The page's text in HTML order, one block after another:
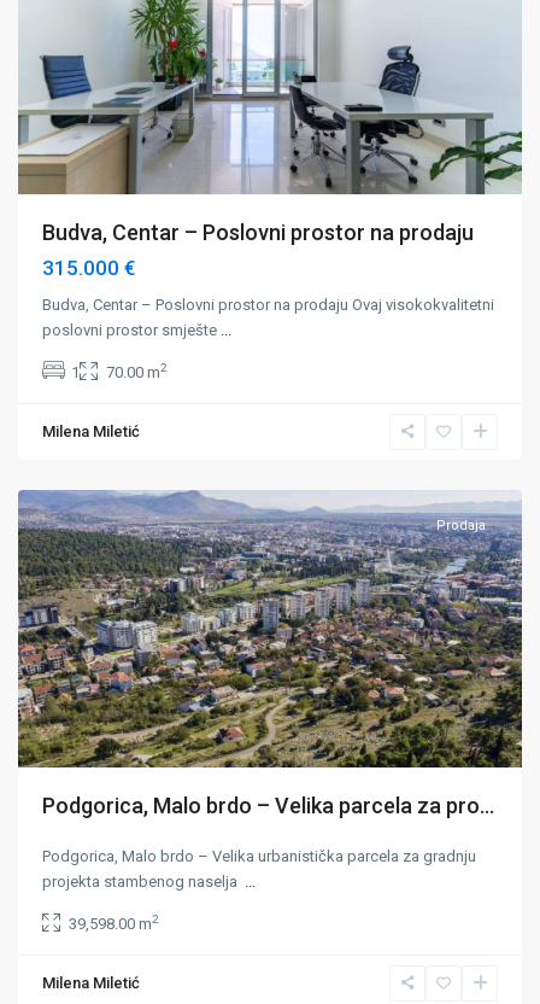
Budva, Centar – Poslovni prostor na prodaju
315.000 €
Budva, Centar – Poslovni prostor na prodaju Ovaj visokokvalitetni
poslovni prostor smješte ...
1 70.00 m2
Milena Miletić
Prodaja
Podgorica, Malo brdo – Velika parcela za pro...
Podgorica, Malo brdo – Velika urbanistička parcela za gradnju
projekta stambenog naselja ...
39,598.00 m2
Milena Miletić